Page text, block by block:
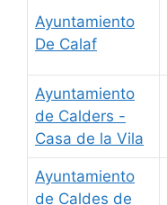
Ayuntamiento
De Calaf
Ayuntamiento
de Calders -
Casa de la Vila
Ayuntamiento
de Caldes de